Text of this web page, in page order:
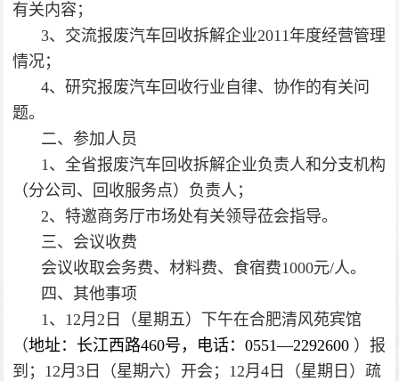
有关内容；
3、交流报废汽车回收拆解企业2011年度经营管理
情况；
4、研究报废汽车回收行业自律、协作的有关问
题。
二、参加人员
1、全省报废汽车回收拆解企业负责人和分支机构
（分公司、回收服务点）负责人；
2、特邀商务厅市场处有关领导莅会指导。
三、会议收费
会议收取会务费、材料费、食宿费1000元/人。
四、其他事项
1、12月2日（星期五）下午在合肥清风苑宾馆
（地址：长江西路460号，电话：0551—2292600 ）报
到；12月3日（星期六）开会；12月4日（星期日）疏